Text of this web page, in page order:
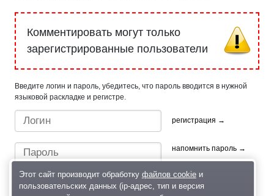
Комментировать могут только
зарегистрированные пользователи
Введите логин и пароль, убедитесь, что пароль вводится в нужной
языковой раскладке и регистре.
регистрация →
напомнить пароль →
Этот сайт производит обработку файлов cookieи
пользовательских данных (ip-адрес, тип и версия